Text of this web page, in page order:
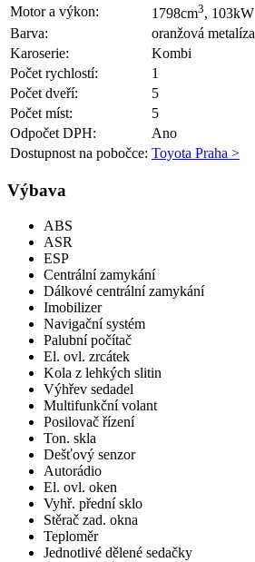
Motor a výkon:
1798cm3, 103kW
Barva:
oranžová metalíza
Karoserie:
Kombi
Počet rychlostí:
1
Počet dveří:
5
Počet míst:
5
Odpočet DPH:
Ano
Dostupnost na pobočce: Toyota Praha >
Výbava
ABS
ASR
ESP
Centrální zamykání
Dálkové centrální zamykání
Imobilizer
Navigační systém
Palubní počítač
El. ovl. zrcátek
Kola z lehkých slitin
Výhřev sedadel
Multifunkční volant
Posilovač řízení
Ton. skla
Dešťový senzor
Autorádio
El. ovl. oken
Vyhř. přední sklo
Stěrač zad. okna
Teploměr
Jednotlivé dělené sedačky